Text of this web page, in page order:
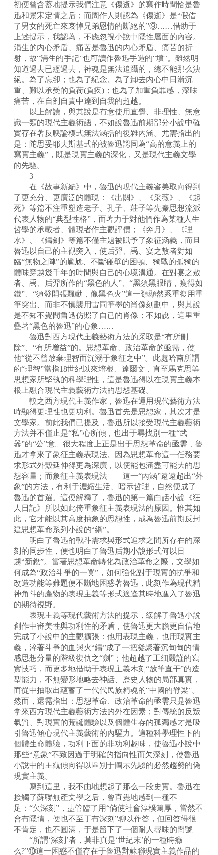
初便曾含蓄地提示我們注意《傷逝》的寫作時間恰是魯
迅和景宋定情之后；而周作人則認為《傷逝》是“假借
了男女的死亡來哀悼兄弟恩情的斷絕的”⑨……借助于
上述提示，我認為，不應忽視小說中隱性層面的內容。
涓生的內心矛盾、痛苦是魯迅的內心矛盾、痛苦的折
射，故“涓生的手記”也可讀作魯迅手造的“墳”。雖然明
知道過去已經過去，神魂是無法追躡的，總不能那么決
絕。為了忘卻；也為了紀念。為了卸去內心中日漸沉
重、難以承受的負荷(負疚)；也為了加重負罪感，深味
痛苦，在自剖自責中達到自我的超越。
以上解讀，與其說是有意使用直覺、非理性、無意
識一類的現代主義術語，不如說魯迅前期部分小說中確
實存在著反映論模式無法涵括的復雜內涵。尤需指出的
是：陀思妥耶夫斯基式的被魯迅認同為“高的意義上的
寫實主義”，既是現實主義的深化，又是現代主義文學
的先驅。
3
在《故事新編》中，魯迅的現代主義審美取向得到
了更充分、更廣泛的體現：《出關》、《采薇》、《起
死》等篇不注重塑造老子、孔子、莊子等先秦思想流派
代表人物的“典型性格”，而著力于對他們作為某種人生
哲學的承載者、體現者作主觀評價；《奔月》、《理
水》、《鑄劍》等篇不僅主題被賦予了象征涵義，而且
魯迅以自己的主觀突入，使后羿、禹、宴之敖者對如
臨“無物之陣”的尷尬、不斷碰壁的困頓、獨戰的孤獨的
體味穿越幾千年的時間與自己的心境溝通。在對宴之敖
者、禹、后羿所作的“黑色的人”、“黑須黑眼睛，瘦得如
鐵”、“須發開張飄動，像黑色火”這一類顯然系重復用重
筆突出、而非不慎襲用雷同筆墨的肖像刻劃中，與其說
是不知不覺間魯迅仿照了自已的肖像；不如說，這里重
疊著“黑色的魯迅”的心象……
魯迅對西方現代主義藝術方法的采取是“有所刪
除”、“有所增益”的。思想革命、政治革命的亟需，使
他“從不曾放棄理智而沉溺于象征之中”。此處哈南所謂
的“理智”當指18世紀以來培根、達爾文，直至馬克思等
思想家所堅執的科學理性，這是魯迅得以在現實主義本
根上融合現代主義藝術方法的思想基礎。
較之西方現代主義作家，魯迅在運用現代藝術方法
時顯得更理性也更功利。魯迅首先是思想家，其次才是
文學家。前此我們已提及，魯迅所以接受現代主義藝術
方法并不僅止是“私”心所傾，也出于尋找別一種“武
器”的“公”意。很大程度上正是出于思想革命的亟需，魯
迅才拿來了象征主義表現法。因為思想革命這一任務要
求形式外殼延伸得更為深廣，以便能包涵盡可能大的思
想容量；而象征主義表現法——這一“內涵”遠遠超出“外
象”的方法，有利于濃縮生活、暗示哲理，自然便成了
魯迅的首選。這便解釋了，魯迅的第一篇白話小說《狂
人日記》所以如此倚重象征主義表現法的原因。惟其如
此，它才能以其高度抽象的思想性，成為魯迅前期反封
建思想革命系列小說的“綱”。
明白了魯迅的戰斗需求與形式追求之間所存在的深
刻的同步性，便也明白了魯迅后期小說形式何以日
趨“新銳”。當著思想革命轉化為政治革命之際，文學如
何成為“政治斗爭的一翼”，如何強化對于現實的抗爭和
改造功能等難題便不斷地困惑著魯迅，此刻作為現代精
神角斗的產物的表現主義等形式適逢其時地進入了魯迅
的期待視野。
表現主義等現代藝術方法的提示，緩解了魯迅小說
創作中審美性與功利性的矛盾，使魯迅更大膽更自信地
完成了小說中的主觀擴張：他用表現主義，也用現實主
義，淬著斗爭的血與火“鑄”成了一把凝聚著沉甸甸的情
感思想分量的階級復仇之“劍”；他超越了工細嚴謹的寫
實技巧，而更多地借助于表現主義木刻“放筆直干”的造
型能力，不無變形地略去神話、歷史人物的局部真實，
而從中抽取出蘊蓄了一代代民族精魂的“中國的脊梁”。
然而，還需指出：思想革命、政治革命的亟需只是魯迅
拿來西方現代主義藝術方法的外在因素；對傳統的反叛
氣質、對現實的荒誕體驗以及個體生存的孤獨感才是吸
引魯迅傾心現代主義藝術的內驅力。這種科學理性下的
個體生命體驗，功利下面的非功利趣味，使魯迅小說中
那些“意象”不致因過于明確的指向性而欠深刻，使魯迅
小說中的主觀傾向得以區別于圖示先驗的必然趨勢的偽
現實主義。
寫到這里，我不由地想起了那么一段史實。魯迅在
接觸了蘇聯無產文學之后，曾直覺地感到一種不
足：“欠深刻”，盡管臨了用“倘使社會淳樸篤厚，當然不
會有隱情，便也不至于有深刻”聊以作答，但回答得很
不肯定，也不圓滿，于是留下了一個耐人尋味的問號
——“所謂‘深刻’者，莫非真是‘世紀末’的一種時癥
么?”⑩這一困惑不僅存在于魯迅對蘇聯現實主義作品的